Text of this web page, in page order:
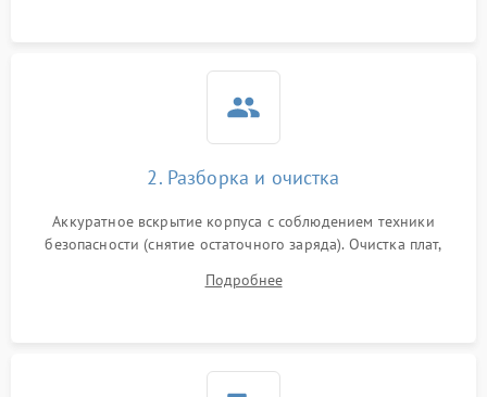
2. Разборка и очистка
Аккуратное вскрытие корпуса с соблюдением техники
безопасности (снятие остаточного заряда). Очистка плат,
и кистей для предотвращения перегрева и замыканий.
Подробнее